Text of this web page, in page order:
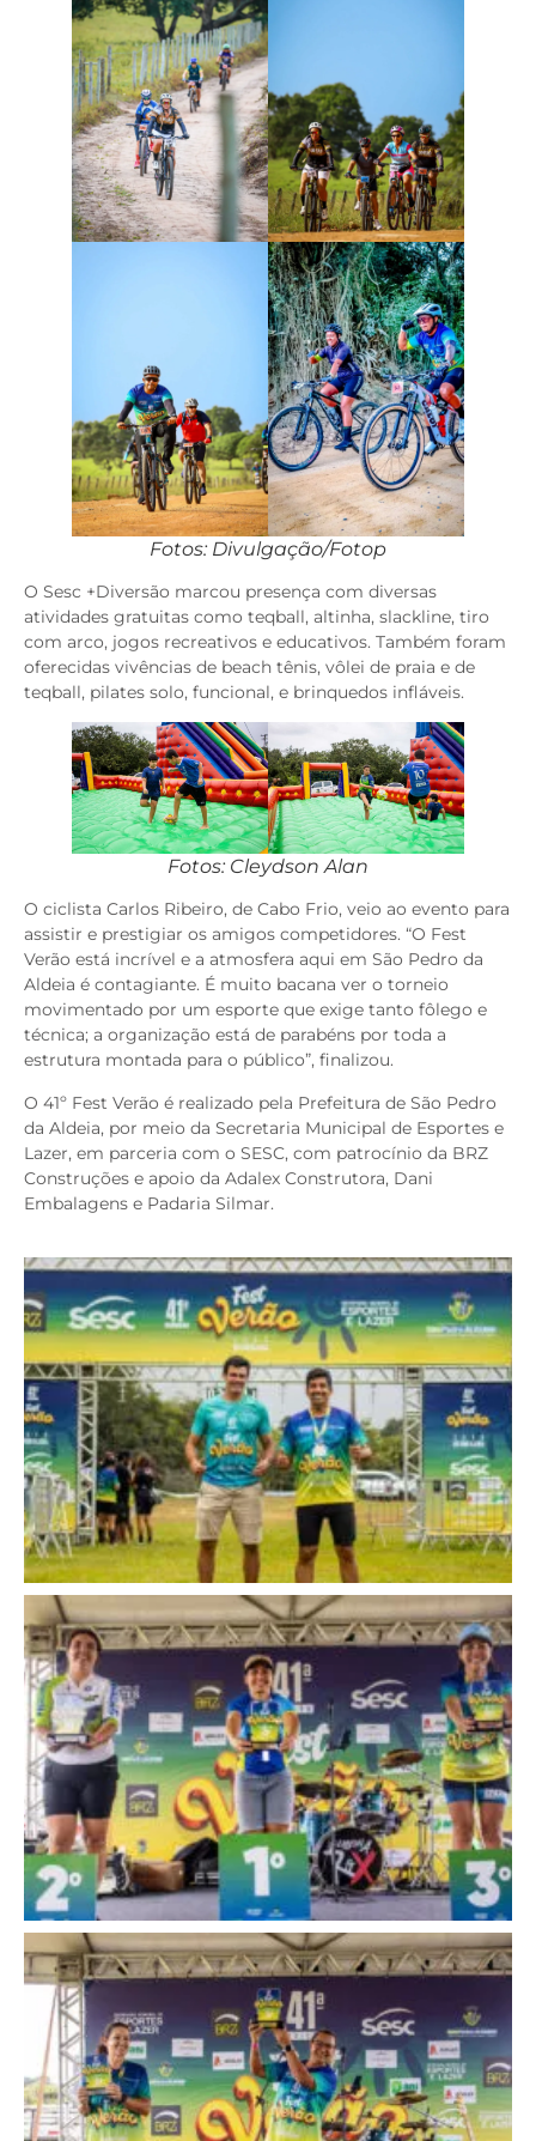
Fotos: Divulgação/Fotop
O Sesc +Diversão marcou presença com diversas
atividades gratuitas como teqball, altinha, slackline, tiro
com arco, jogos recreativos e educativos. Também foram
oferecidas vivências de beach tênis, vôlei de praia e de
teqball, pilates solo, funcional, e brinquedos infláveis.
Fotos: Cleydson Alan
O ciclista Carlos Ribeiro, de Cabo Frio, veio ao evento para
assistir e prestigiar os amigos competidores. “O Fest
Verão está incrível e a atmosfera aqui em São Pedro da
Aldeia é contagiante. É muito bacana ver o torneio
movimentado por um esporte que exige tanto fôlego e
técnica; a organização está de parabéns por toda a
estrutura montada para o público”, finalizou.
O 41º Fest Verão é realizado pela Prefeitura de São Pedro
da Aldeia, por meio da Secretaria Municipal de Esportes e
Lazer, em parceria com o SESC, com patrocínio da BRZ
Construções e apoio da Adalex Construtora, Dani
Embalagens e Padaria Silmar.